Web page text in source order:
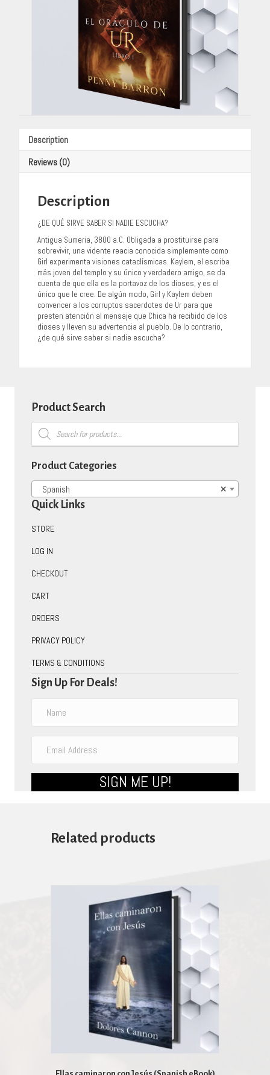
Description
Reviews (0)
Description
¿DE QUÉ SIRVE SABER SI NADIE ESCUCHA?
Antigua Sumeria, 3800 a.C. Obligada a prostituirse para
sobrevivir, una vidente reacia conocida simplemente como
Girl experimenta visiones cataclísmicas. Kaylem, el escriba
más joven del templo y su único y verdadero amigo, se da
cuenta de que ella es la portavoz de los dioses, y es el
único que le cree. De algún modo, Girl y Kaylem deben
convencer a los corruptos sacerdotes de Ur para que
presten atención al mensaje que Chica ha recibido de los
dioses y lleven su advertencia al pueblo. De lo contrario,
¿de qué sirve saber si nadie escucha?
Product Search
Products
search
Product Categories
×
Spanish
Quick Links
STORE
LOG IN
CHECKOUT
CART
ORDERS
PRIVACY POLICY
TERMS & CONDITIONS
Sign Up For Deals!
SIGN ME UP!
Related products